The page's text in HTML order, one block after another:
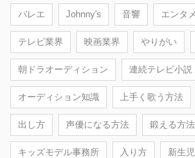
バレエ Johnny's 音響 エンタメ
テレビ業界 映画業界 やりがい
朝ドラオーディション 連続テレビ小説
オーディション知識 上手く歌う方法
出し方 声優になる方法 鍛える方法
キッズモデル事務所 入り方 新生児